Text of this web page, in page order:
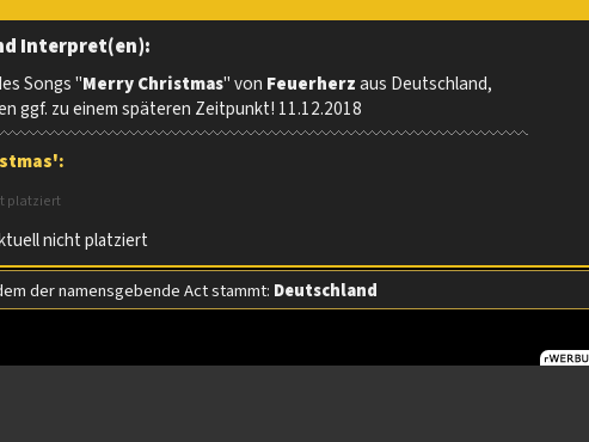
Interpret(en):
Songs "Merry Christmas" von Feuerherzaus Deutschland,
ggf. zu einem späteren Zeitpunkt! 11.12.2018
platziert
nicht platziert
der namensgebende Act stammt: Deutschland